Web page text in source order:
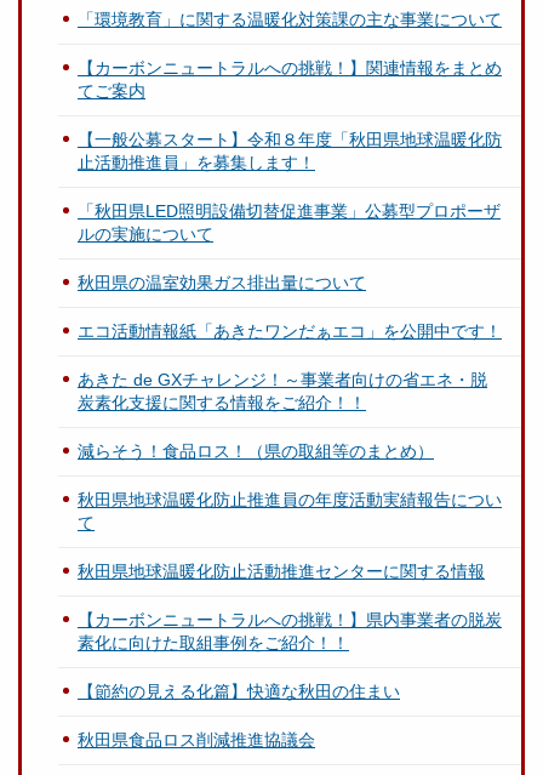
「環境教育」に関する温暖化対策課の主な事業について
【カーボンニュートラルへの挑戦！】関連情報をまとめ
てご案内
【一般公募スタート】令和８年度「秋田県地球温暖化防
止活動推進員」を募集します！
「秋田県LED照明設備切替促進事業」公募型プロポーザ
ルの実施について
秋田県の温室効果ガス排出量について
エコ活動情報紙「あきたワンだぁエコ」を公開中です！
あきた de GXチャレンジ！～事業者向けの省エネ・脱
炭素化支援に関する情報をご紹介！！
減らそう！食品ロス！（県の取組等のまとめ）
秋田県地球温暖化防止推進員の年度活動実績報告につい
て
秋田県地球温暖化防止活動推進センターに関する情報
【カーボンニュートラルへの挑戦！】県内事業者の脱炭
素化に向けた取組事例をご紹介！！
【節約の見える化篇】快適な秋田の住まい
秋田県食品ロス削減推進協議会